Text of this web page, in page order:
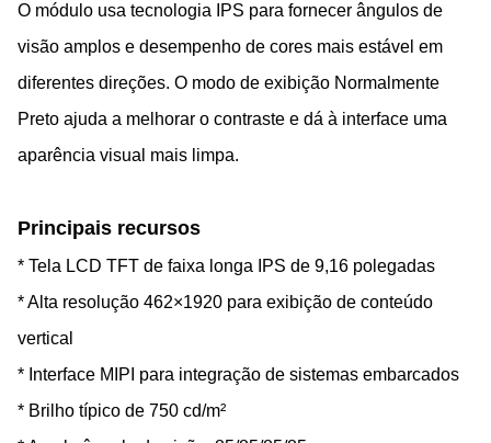
O módulo usa tecnologia IPS para fornecer ângulos de
visão amplos e desempenho de cores mais estável em
diferentes direções. O modo de exibição Normalmente
Preto ajuda a melhorar o contraste e dá à interface uma
aparência visual mais limpa.
Principais recursos
* Tela LCD TFT de faixa longa IPS de 9,16 polegadas
* Alta resolução 462×1920 para exibição de conteúdo
vertical
* Interface MIPI para integração de sistemas embarcados
* Brilho típico de 750 cd/m²